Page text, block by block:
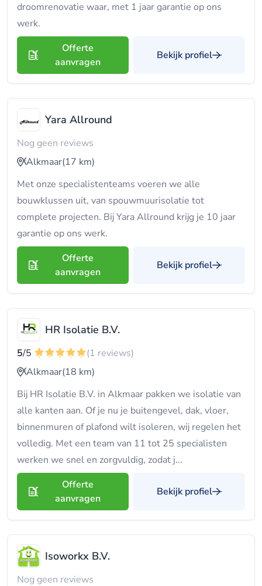
droomrenovatie waar, met 1 jaar garantie op ons
werk.
Offerte
aanvragen
Bekijk profiel
Yara Allround
Nog geen reviews
Alkmaar(17 km)
Met onze specialistenteams voeren we alle
bouwklussen uit, van spouwmuurisolatie tot
complete projecten. Bij Yara Allround krijg je 10 jaar
garantie op ons werk.
Offerte
aanvragen
Bekijk profiel
HR Isolatie B.V.
5/5
(1 reviews)
Alkmaar(18 km)
Bij HR Isolatie B.V. in Alkmaar pakken we isolatie van
alle kanten aan. Of je nu je buitengevel, dak, vloer,
binnenmuren of plafond wilt isoleren, wij regelen het
volledig. Met een team van 11 tot 25 specialisten
werken we snel en zorgvuldig, zodat j...
Offerte
aanvragen
Bekijk profiel
Isoworkx B.V.
Nog geen reviews